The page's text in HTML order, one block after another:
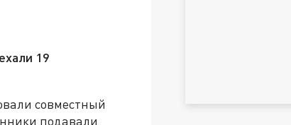
19
совместный
подавали